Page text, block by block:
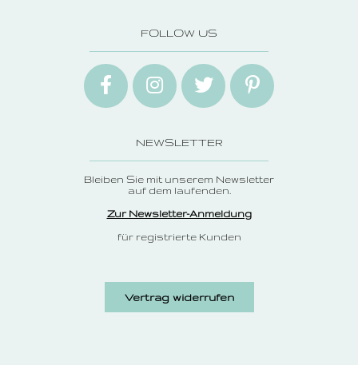
FOLLOW US
NEWSLETTER
Bleiben Sie mit unserem Newsletter
auf dem laufenden.
Zur Newsletter-Anmeldung
für registrierte Kunden
Vertrag widerrufen